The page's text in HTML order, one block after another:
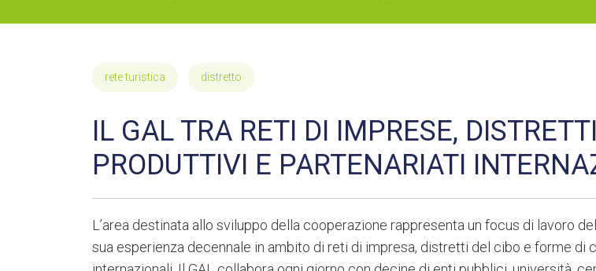
rete turistica distretto
IL GAL TRA RETI DI IMPRESE, DISTRETTI
PRODUTTIVI E PARTENARIATI
L’area destinata allo sviluppo della cooperazione rappresenta un focus di lavoro
sua esperienza decennale in ambito di reti di impresa, distretti del cibo e forme di